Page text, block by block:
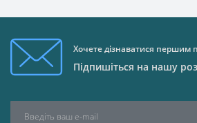
Хочете дізнаватися першим
Підпишіться на нашу